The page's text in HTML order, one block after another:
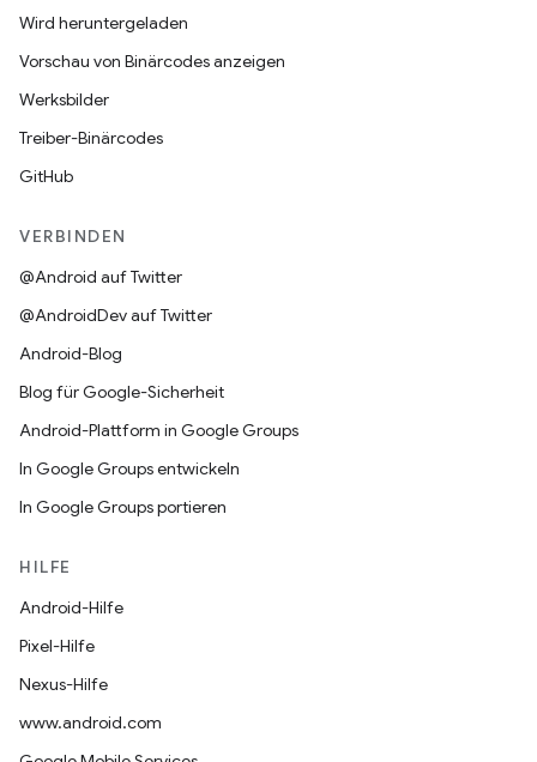
Wird heruntergeladen
Vorschau von Binärcodes anzeigen
Werksbilder
Treiber-Binärcodes
GitHub
VERBINDEN
@Android auf Twitter
@AndroidDev auf Twitter
Android-Blog
Blog für Google-Sicherheit
Android-Plattform in Google Groups
In Google Groups entwickeln
In Google Groups portieren
HILFE
Android-Hilfe
Pixel-Hilfe
Nexus-Hilfe
www.android.com